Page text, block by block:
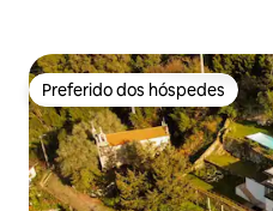
Preferido dos hóspedes
Preferido dos hóspedes